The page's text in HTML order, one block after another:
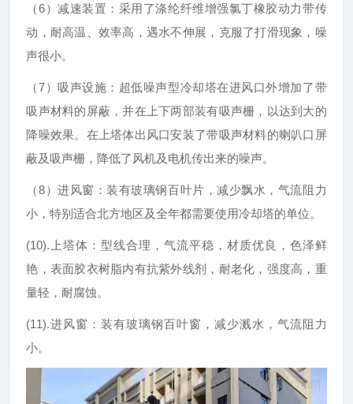
（6）减速装置：采用了涤纶纤维增强氯丁橡胶动力带传
动，耐高温、效率高，遇水不伸展，克服了打滑现象，噪
声很小。
（7）吸声设施：超低噪声型冷却塔在进风口外增加了带
吸声材料的屏蔽，并在上下两部装有吸声栅，以达到大的
降噪效果。在上塔体出风口安装了带吸声材料的喇叭口屏
蔽及吸声栅，降低了风机及电机传出来的噪声。
（8）进风窗：装有玻璃钢百叶片，减少飘水，气流阻力
小，特别适合北方地区及全年都需要使用冷却塔的单位。
(10).上塔体：型线合理，气流平稳，材质优良，色泽鲜
艳，表面胶衣树脂内有抗紫外线剂，耐老化，强度高，重
量轻，耐腐蚀。
(11).进风窗：装有玻璃钢百叶窗，减少溅水，气流阻力
小。